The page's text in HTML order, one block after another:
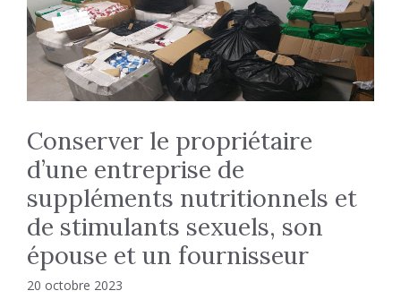
Conserver le propriétaire
d’une entreprise de
suppléments nutritionnels et
de stimulants sexuels, son
épouse et un fournisseur
20 octobre 2023